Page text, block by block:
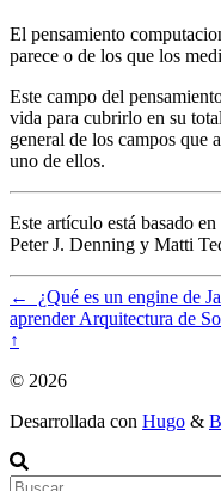
El pensamiento
parece o de los que los
Este campo del
vida para cubrirlo en su
general de los campos que
uno de ellos.
Este artículo está basado
Peter J. Denning y Matti
← ¿Qué es un engine de
aprender Arquitectura de
↑
© 2026
Desarrollada con Hugo &